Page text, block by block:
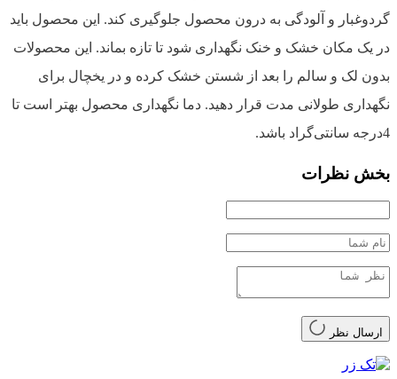
گردوغبار و آلودگی به درون محصول جلوگیری کند. این محصول باید
در یک مکان خشک و خنک نگهداری شود تا تازه بماند. این محصولات
بدون لک و سالم را بعد از شستن خشک کرده و در یخچال برای
نگهداری طولانی مدت قرار دهید. دما نگهداری محصول بهتر است تا
4درجه سانتی‌گراد باشد.
بخش نظرات
ارسال نظر